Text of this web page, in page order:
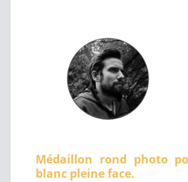
Médaillon rond photo
blanc pleine face.